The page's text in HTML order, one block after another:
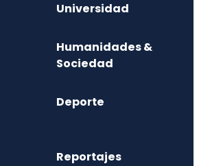
Universidad
Humanidades &
Sociedad
Deporte
Reportajes